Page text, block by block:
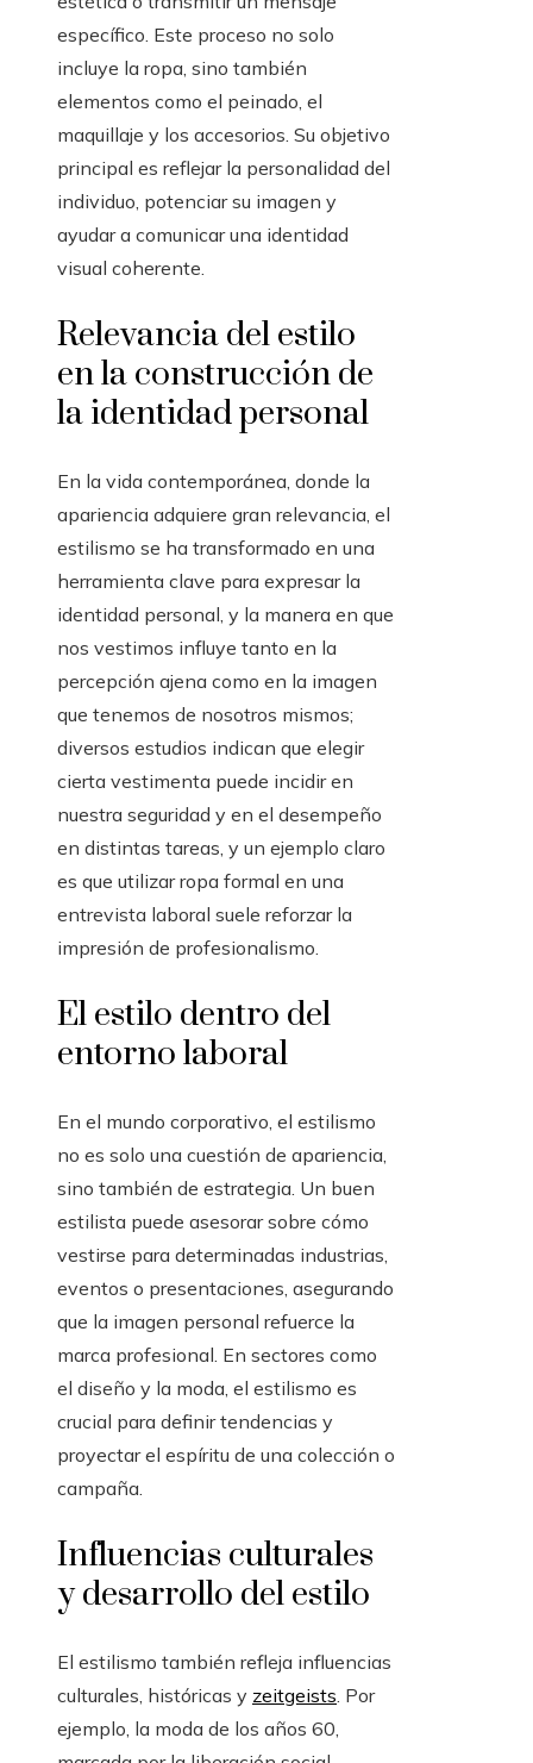
específico. Este proceso no solo
incluye la ropa, sino también
elementos como el peinado, el
maquillaje y los accesorios. Su objetivo
principal es reflejar la personalidad del
individuo, potenciar su imagen y
ayudar a comunicar una identidad
visual coherente.
Relevancia del estilo
en la construcción de
la identidad personal
En la vida contemporánea, donde la
apariencia adquiere gran relevancia, el
estilismo se ha transformado en una
herramienta clave para expresar la
identidad personal, y la manera en que
nos vestimos influye tanto en la
percepción ajena como en la imagen
que tenemos de nosotros mismos;
diversos estudios indican que elegir
cierta vestimenta puede incidir en
nuestra seguridad y en el desempeño
en distintas tareas, y un ejemplo claro
es que utilizar ropa formal en una
entrevista laboral suele reforzar la
impresión de profesionalismo.
El estilo dentro del
entorno laboral
En el mundo corporativo, el estilismo
no es solo una cuestión de apariencia,
sino también de estrategia. Un buen
estilista puede asesorar sobre cómo
vestirse para determinadas industrias,
eventos o presentaciones, asegurando
que la imagen personal refuerce la
marca profesional. En sectores como
el diseño y la moda, el estilismo es
crucial para definir tendencias y
proyectar el espíritu de una colección o
campaña.
Influencias culturales
y desarrollo del estilo
El estilismo también refleja influencias
culturales, históricas y zeitgeists. Por
ejemplo, la moda de los años 60,